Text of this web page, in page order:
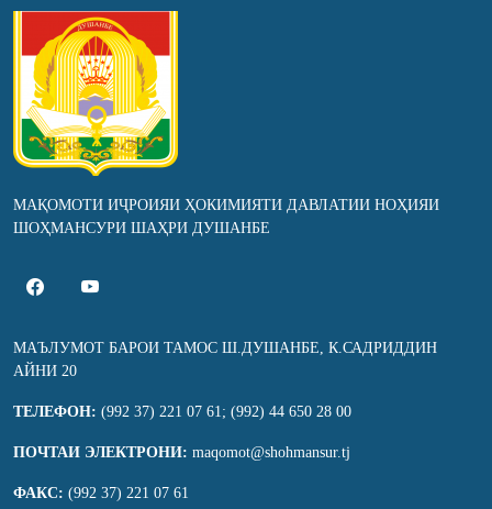
МАҚОМОТИ ИҶРОИЯИ ҲОКИМИЯТИ ДАВЛАТИИ НОҲИЯИ
ШОҲМАНСУРИ ШАҲРИ ДУШАНБЕ
МАЪЛУМОТ БАРОИ ТАМОС Ш.ДУШАНБЕ, К.САДРИДДИН
АЙНИ 20
ТЕЛЕФОН: (992 37) 221 07 61; (992) 44 650 28 00
ПОЧТАИ ЭЛЕКТРОНИ: maqomot@shohmansur.tj
ФАКС: (992 37) 221 07 61